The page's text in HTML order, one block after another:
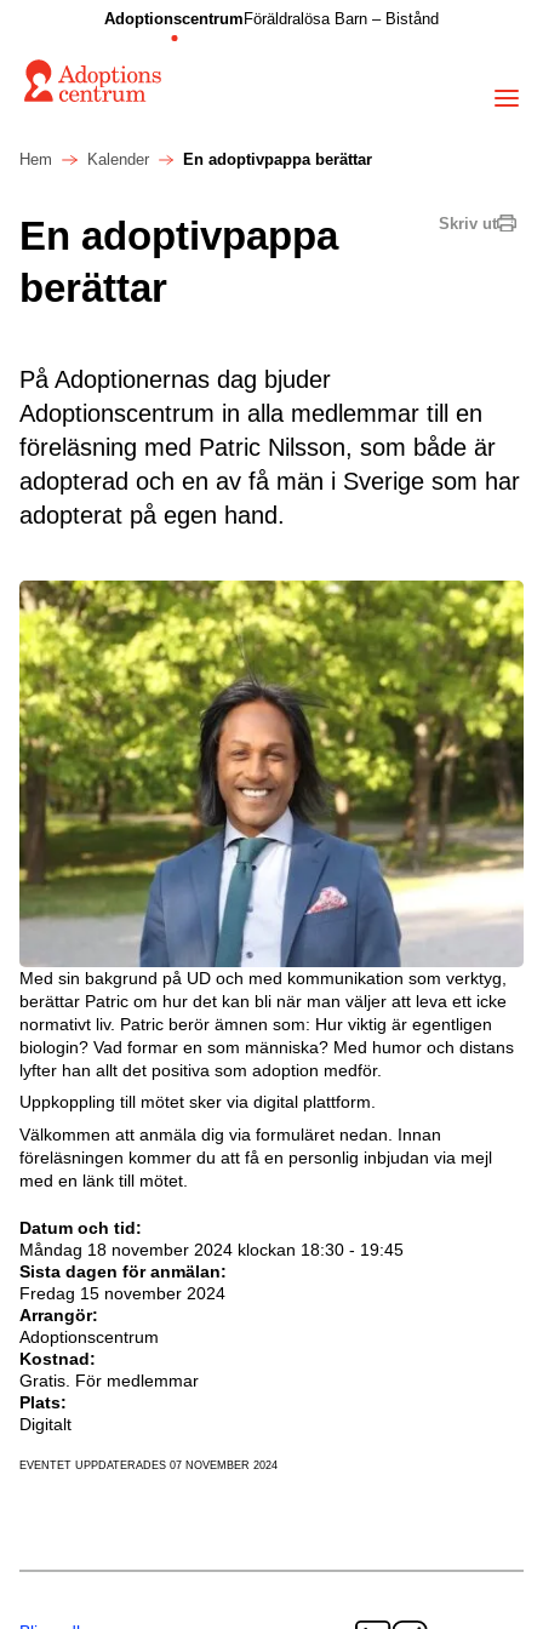
Adoptionscentrum Föräldralösa Barn – Bistånd
Hem Kalender En adoptivpappa berättar
Skriv ut
En adoptivpappa
berättar
På Adoptionernas dag bjuder
Adoptionscentrum in alla medlemmar till en
föreläsning med Patric Nilsson, som både är
adopterad och en av få män i Sverige som har
adopterat på egen hand.
Med sin bakgrund på UD och med kommunikation som verktyg,
berättar Patric om hur det kan bli när man väljer att leva ett icke
normativt liv. Patric berör ämnen som: Hur viktig är egentligen
biologin? Vad formar en som människa? Med humor och distans
lyfter han allt det positiva som adoption medför.
Uppkoppling till mötet sker via digital plattform.
Välkommen att anmäla dig via formuläret nedan. Innan
föreläsningen kommer du att få en personlig inbjudan via mejl
med en länk till mötet.
Datum och tid:
Måndag 18 november 2024 klockan 18:30 - 19:45
Sista dagen för anmälan:
Fredag 15 november 2024
Arrangör:
Adoptionscentrum
Kostnad:
Gratis. För medlemmar
Plats:
Digitalt
EVENTET UPPDATERADES 07 NOVEMBER 2024